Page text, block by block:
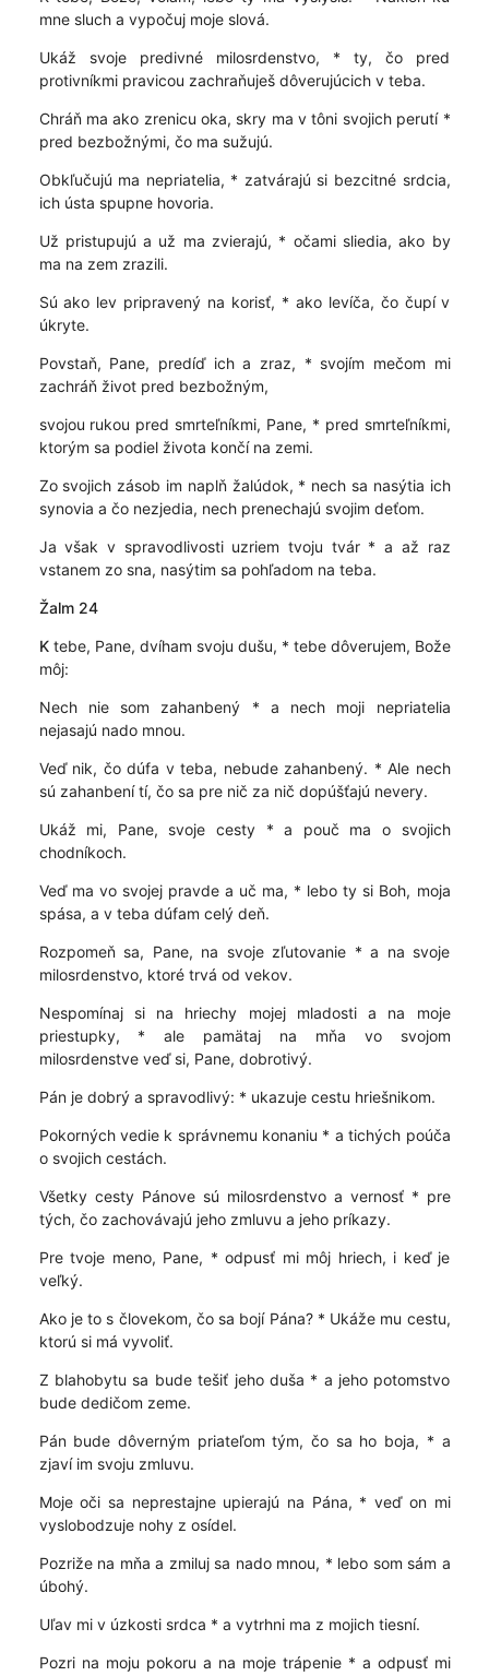
mne sluch a vypočuj moje slová.
Ukáž svoje predivné milosrdenstvo, * ty, čo pred
protivníkmi pravicou zachraňuješ dôverujúcich v teba.
Chráň ma ako zrenicu oka, skry ma v tôni svojich perutí *
pred bezbožnými, čo ma sužujú.
Obkľučujú ma nepriatelia, * zatvárajú si bezcitné srdcia,
ich ústa spupne hovoria.
Už pristupujú a už ma zvierajú, * očami sliedia, ako by
ma na zem zrazili.
Sú ako lev pripravený na korisť, * ako levíča, čo čupí v
úkryte.
Povstaň, Pane, predíď ich a zraz, * svojím mečom mi
zachráň život pred bezbožným,
svojou rukou pred smrteľníkmi, Pane, * pred smrteľníkmi,
ktorým sa podiel života končí na zemi.
Zo svojich zásob im naplň žalúdok, * nech sa nasýtia ich
synovia a čo nezjedia, nech prenechajú svojim deťom.
Ja však v spravodlivosti uzriem tvoju tvár * a až raz
vstanem zo sna, nasýtim sa pohľadom na teba.
Žalm 24
Ktebe, Pane, dvíham svoju dušu, * tebe dôverujem, Bože
môj:
Nech nie som zahanbený * a nech moji nepriatelia
nejasajú nado mnou.
Veď nik, čo dúfa v teba, nebude zahanbený. * Ale nech
sú zahanbení tí, čo sa pre nič za nič dopúšťajú nevery.
Ukáž mi, Pane, svoje cesty * a pouč ma o svojich
chodníkoch.
Veď ma vo svojej pravde a uč ma, * lebo ty si Boh, moja
spása, a v teba dúfam celý deň.
Rozpomeň sa, Pane, na svoje zľutovanie * a na svoje
milosrdenstvo, ktoré trvá od vekov.
Nespomínaj si na hriechy mojej mladosti a na moje
priestupky, * ale pamätaj na mňa vo svojom
milosrdenstve veď si, Pane, dobrotivý.
Pán je dobrý a spravodlivý: * ukazuje cestu hriešnikom.
Pokorných vedie k správnemu konaniu * a tichých poúča
o svojich cestách.
Všetky cesty Pánove sú milosrdenstvo a vernosť * pre
tých, čo zachovávajú jeho zmluvu a jeho príkazy.
Pre tvoje meno, Pane, * odpusť mi môj hriech, i keď je
veľký.
Ako je to s človekom, čo sa bojí Pána? * Ukáže mu cestu,
ktorú si má vyvoliť.
Z blahobytu sa bude tešiť jeho duša * a jeho potomstvo
bude dedičom zeme.
Pán bude dôverným priateľom tým, čo sa ho boja, * a
zjaví im svoju zmluvu.
Moje oči sa neprestajne upierajú na Pána, * veď on mi
vyslobodzuje nohy z osídel.
Pozriže na mňa a zmiluj sa nado mnou, * lebo som sám a
úbohý.
Uľav mi v úzkosti srdca * a vytrhni ma z mojich tiesní.
Pozri na moju pokoru a na moje trápenie * a odpusť mi